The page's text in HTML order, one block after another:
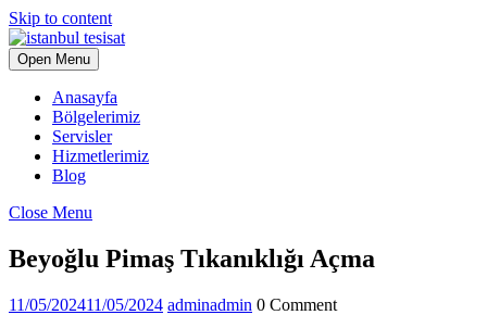
Skip to content
Open Menu
Anasayfa
Bölgelerimiz
Servisler
Hizmetlerimiz
Blog
Close Menu
Beyoğlu Pimaş Tıkanıklığı Açma
11/05/202411/05/2024 adminadmin 0 Comment